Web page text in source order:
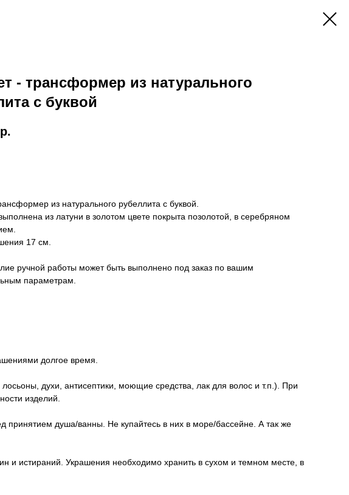
- трансформер из натурального
с буквой
р.
из натурального рубеллита с буквой.
из латуни в золотом цвете покрыта позолотой, в серебряном
17 см.
ручной работы может быть выполнено под заказ по вашим
параметрам.
долгое время.
духи, антисептики, моющие средства, лак для волос и т.п.). При
изделий.
душа/ванны. Не купайтесь в них в море/бассейне. А так же
и истираний. Украшения необходимо хранить в сухом и темном месте, в